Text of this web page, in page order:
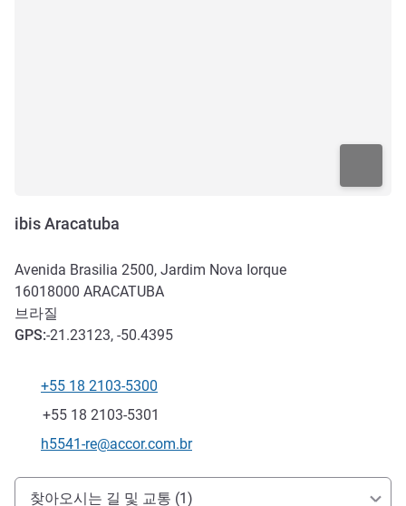
ibis Aracatuba
Avenida Brasilia 2500, Jardim Nova Iorque
16018000 ARACATUBA
브라질
GPS:-21.23123, -50.4395
전화
+55 18 2103-5300
팩스
+55 18 2103-5301
E-mail
h5541-re@accor.com.br
호텔 접근 및 교통
찾아오시는 길 및 교통 (1)